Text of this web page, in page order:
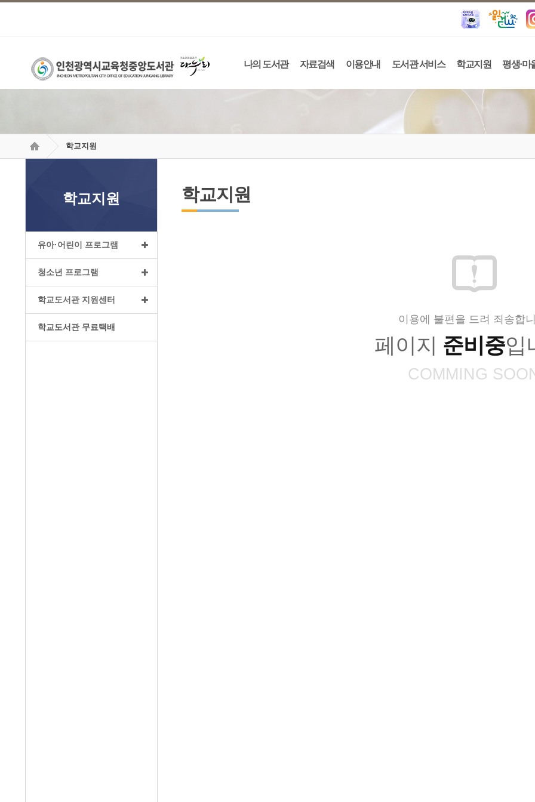
나의 도서관 자료검색 이용안내 도서관 서비스 학교지원 평생·마
학교지원
학교지원
유아·어린이 프로그램
청소년 프로그램
학교도서관 지원센터
학교도서관 무료택배
학교지원
이용에 불편을 드려 죄송합
페이지 준비중입
COMMING